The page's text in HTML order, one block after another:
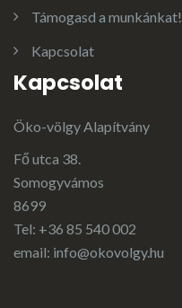
Támogasd a munkánkat!
Kapcsolat
Kapcsolat
Öko-völgy Alapítvány
Fő utca 38.
Somogyvámos
8699
Tel: +36 85 540 002
email: info@okovolgy.hu